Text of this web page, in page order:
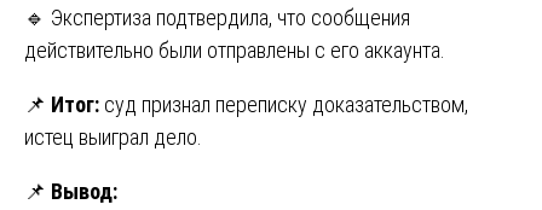
🔹 Экспертиза подтвердила, что сообщения
действительно были отправлены с его аккаунта.
📌 Итог: суд признал переписку доказательством,
истец выиграл дело.
📌 Вывод: